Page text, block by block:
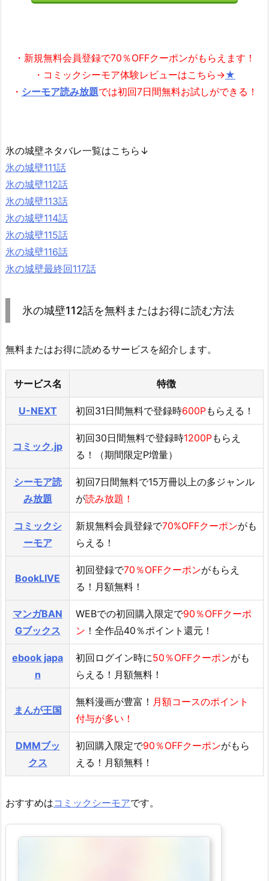
・新規無料会員登録で70％OFFクーポンがもらえます！
・コミックシーモア体験レビューはこちら→★
・ シーモア読み放題では初回7日間無料お試しができる！
氷の城壁ネタバレ一覧はこちら↓
氷の城壁111話
氷の城壁112話
氷の城壁113話
氷の城壁114話
氷の城壁115話
氷の城壁116話
氷の城壁最終回117話
氷の城壁112話を無料またはお得に読む方法
無料またはお得に読めるサービスを紹介します。
サービス名 特徴
U-NEXT 初回31日間無料で登録時600Pもらえる！
コミック.jp
初回30日間無料で登録時1200Pもらえ
る！（期間限定P増量）
シーモア読
み放題
初回7日間無料で15万冊以上の多ジャンル
が読み放題！
コミックシ
ーモア
新規無料会員登録で70%OFFクーポンがも
らえる！
BookLIVE
初回登録で70％OFFクーポンがもらえ
る！月額無料！
マンガBAN
Gブックス
WEBでの初回購入限定で90％OFFクーポ
ン ！全作品40％ポイント還元！
ebook japa
n
初回ログイン時に50％OFFクーポンがも
らえる！月額無料！
まんが王国
無料漫画が豊富！ 月額コースのポイント
付与が多い！
DMMブッ
クス
初回購入限定で90％OFFクーポンがもら
える！月額無料！
おすすめはコミックシーモアです。